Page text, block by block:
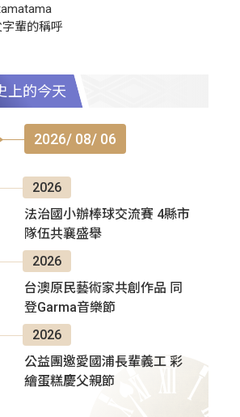
字輩的稱呼
上的今天
2026/ 08/ 06
2026
法治國小辦棒球交流賽 4縣市
隊伍共襄盛舉
2026
台澳原民藝術家共創作品 同
登Garma音樂節
2026
公益團邀愛國浦長輩義工 彩
繪蛋糕慶父親節